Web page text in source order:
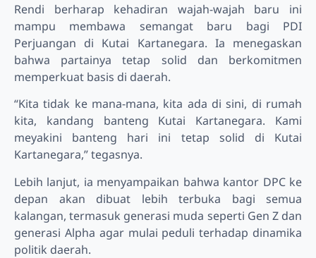
Rendi berharap kehadiran wajah-wajah baru ini
mampu membawa semangat baru bagi PDI
Perjuangan di Kutai Kartanegara. Ia menegaskan
bahwa partainya tetap solid dan berkomitmen
memperkuat basis di daerah.
“Kita tidak ke mana-mana, kita ada di sini, di rumah
kita, kandang banteng Kutai Kartanegara. Kami
meyakini banteng hari ini tetap solid di Kutai
Kartanegara,” tegasnya.
Lebih lanjut, ia menyampaikan bahwa kantor DPC ke
depan akan dibuat lebih terbuka bagi semua
kalangan, termasuk generasi muda seperti Gen Z dan
generasi Alpha agar mulai peduli terhadap dinamika
politik daerah.